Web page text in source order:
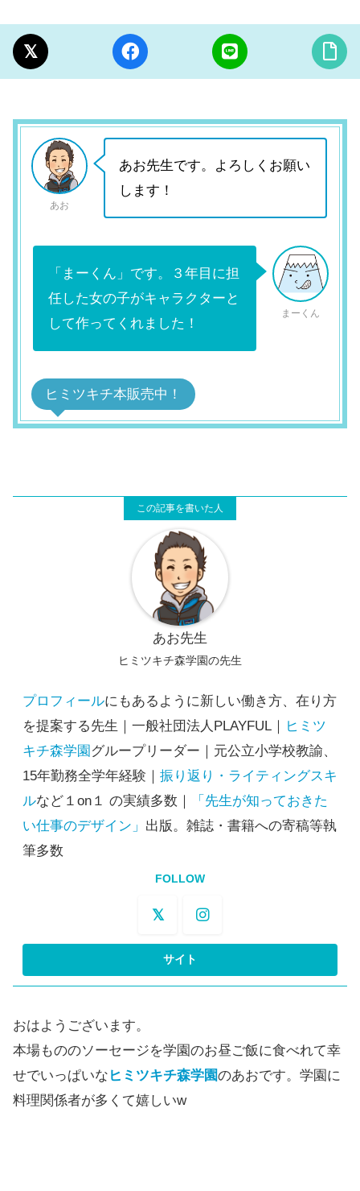
あお
あお先生です。よろしくお願い
します！
「まーくん」です。３年目に担
任した女の子がキャラクターと
して作ってくれました！
まーくん
ヒミツキチ本販売中！
あお先生
ヒミツキチ森学園の先生
プロフィールにもあるように新しい働き方、在り方
を提案する先生｜一般社団法人PLAYFUL｜ ヒミツ
キチ森学園 グループリーダー｜元公立小学校教諭、
15年勤務全学年経験｜ 振り返り・ライティングスキ
ルなど１on１ の実績多数｜
「先生が知っておきた
い仕事のデザイン」 出版。雑誌・書籍への寄稿等執
筆多数
FOLLOW
おはようございます。
本場もののソーセージを学園のお昼ご飯に食べれて幸
せでいっぱいな ヒミツキチ森学園のあおです。学園に
料理関係者が多くて嬉しいw